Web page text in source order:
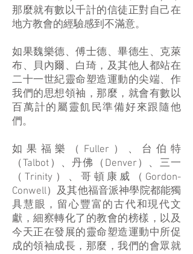
那麼就有數以千計的信徒正對自己在
地方教會的經驗感到不滿意。
如果魏樂德、傅士德、畢德生、克萊
布、貝內爾、白琦，及其他人都站在
二十一世紀靈命塑造運動的尖端、作
我們的思想領袖，那麼，就會有數以
百萬計的屬靈飢民準備好來跟隨他
們。
如果福樂（Fuller）、台伯特
（Talbot）、丹佛（Denver）、三一
（Trinity）、哥頓康威（Gordon-
Conwell）及其他福音派神學院都能獨
具慧眼，留心豐富的古代和現代文
獻，細察轉化了的教會的榜樣，以及
今天正在發展的靈命塑造運動中所促
成的領袖成長，那麼，我們的會眾就